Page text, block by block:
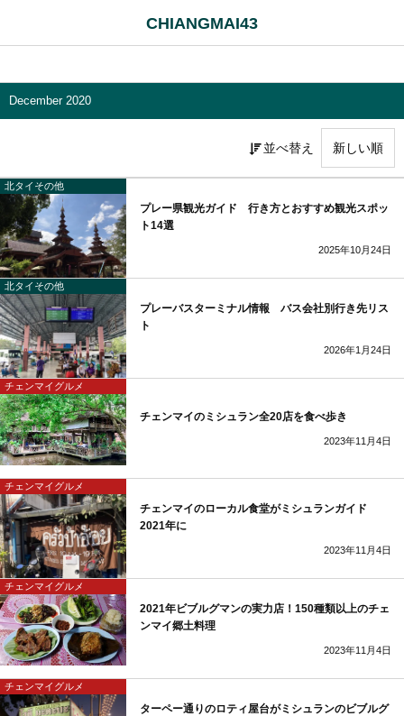
CHIANGMAI43
December 2020
並べ替え
北タイその他
プレー県観光ガイド 行き方とおすすめ観光スポッ
ト14選
2025年10月24日
北タイその他
プレーバスターミナル情報 バス会社別行き先リス
ト
2026年1月24日
チェンマイグルメ
チェンマイのミシュラン全20店を食べ歩き
2023年11月4日
チェンマイグルメ
チェンマイのローカル食堂がミシュランガイド
2021年に
2023年11月4日
チェンマイグルメ
2021年ビブルグマンの実力店！150種類以上のチェ
ンマイ郷土料理
2023年11月4日
チェンマイグルメ
ターペー通りのロティ屋台がミシュランのビブルグ